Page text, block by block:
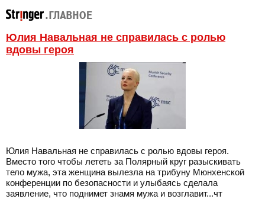
Юлия Навальная не справилась с ролью
вдовы героя
Юлия Навальная не справилась с ролью вдовы героя.
Вместо того чтобы лететь за Полярный круг разыскивать
тело мужа, эта женщина вылезла на трибуну Мюнхенской
конференции по безопасности и улыбаясь сделала
заявление, что поднимет знамя мужа и возглавит...чт